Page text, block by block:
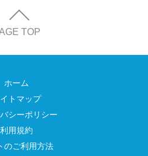
TOP
ホーム
トマップ
シーポリシー
利用規約
のご利用方法